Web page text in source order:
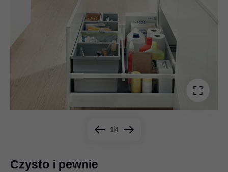
14
Czysto i pewnie